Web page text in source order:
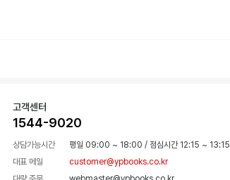
고객센터
1544-9020
상담가능시간 평일 09:00 ~ 18:00 / 점심시간 12:15 ~ 13:15
대표 메일
customer@ypbooks.co.kr